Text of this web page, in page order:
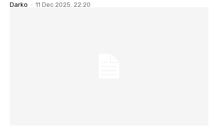
Darko - 11 Dec 2025. 22:20